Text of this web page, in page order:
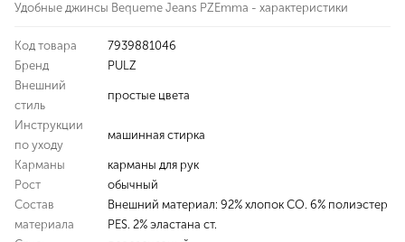
Удобные джинсы Bequeme Jeans PZEmma - характеристики
Код товара
7939881046
Бренд
PULZ
Внешний
стиль
простые цвета
Инструкции
по уходу
машинная стирка
Карманы
карманы для рук
Рост
обычный
Состав
материала
Внешний материал: 92% хлопок CO. 6% полиэстер
PES. 2% эластана ст.